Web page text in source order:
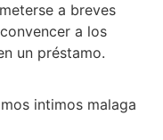
a breves
a los
un préstamo.